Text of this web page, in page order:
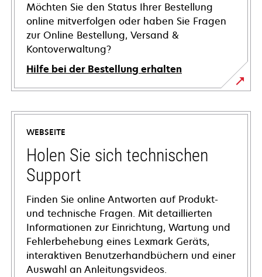
Möchten Sie den Status Ihrer Bestellung
online mitverfolgen oder haben Sie Fragen
zur Online Bestellung, Versand &
Kontoverwaltung?
Hilfe bei der Bestellung erhalten
WEBSEITE
Holen Sie sich technischen
Support
Finden Sie online Antworten auf Produkt-
und technische Fragen. Mit detaillierten
Informationen zur Einrichtung, Wartung und
Fehlerbehebung eines Lexmark Geräts,
interaktiven Benutzerhandbüchern und einer
Auswahl an Anleitungsvideos.